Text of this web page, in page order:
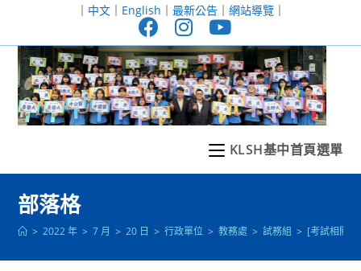
至
｜ 中文｜ English ｜ 最新公告｜ 網站導覽｜
KLSH基中首頁選單
部落格
> 2022 年 > 7 月 > 20 日 > 行政單位 > 教務處 > 試務組 > [考試相關